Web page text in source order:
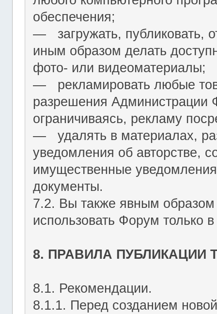
обеспечения;
― загружать, публиковать,
иным образом делать
фото- или видеоматериалы;
― рекламировать любые
разрешения Администрации
ограничиваясь, рекламу
― удалять в материалах,
уведомления об авторстве,
имущественные
документы.
7.2. Вы также явным образом
использовать Форум только
8. ПРАВИЛА
8.1. Рекомендации.
8.1.1. Перед созданием